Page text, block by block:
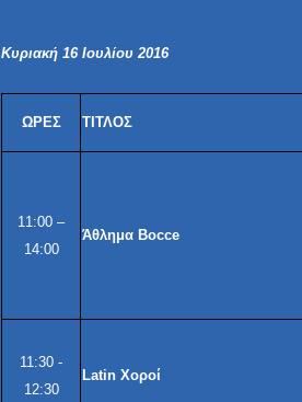
Κυριακή 16 Ιουλίου 2016
ΩΡΕΣ ΤΙΤΛΟΣ
11:00 –
14:00
Άθλημα Bocce
11:30 -
12:30
Latin Χοροί